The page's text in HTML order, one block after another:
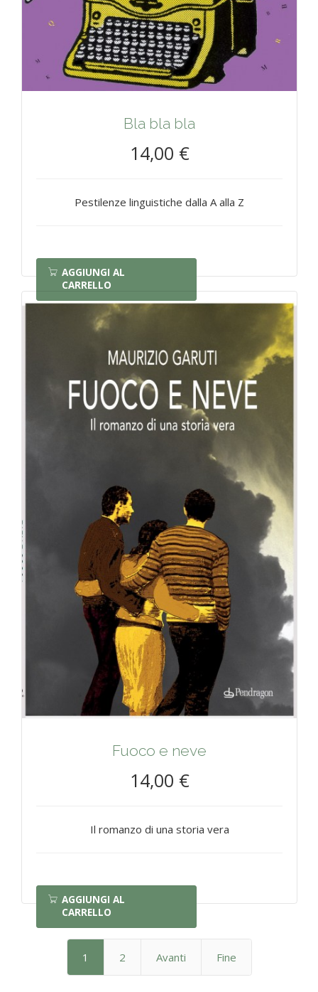
Bla bla bla
14,00 €
Pestilenze linguistiche dalla A alla Z
AGGIUNGI AL
CARRELLO
Fuoco e neve
14,00 €
Il romanzo di una storia vera
AGGIUNGI AL
CARRELLO
1 2 Avanti Fine